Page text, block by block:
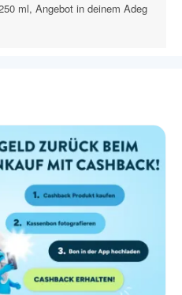
ml, Angebot in deinem Adeg